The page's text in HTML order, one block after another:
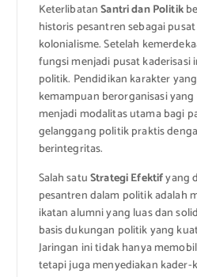
KeterlibatanSantri dan Politik
historis pesantren sebagai
kolonialisme. Setelah
fungsi menjadi pusat kaderisasi
politik. Pendidikan karakter
kemampuan berorganisasi
menjadi modalitas utama bagi
gelanggang politik praktis
berintegritas.
Salah satuStrategi Efektifyang
pesantren dalam politik adalah
ikatan alumni yang luas dan
basis dukungan politik yang
Jaringan ini tidak hanya
tetapi juga menyediakan kader-